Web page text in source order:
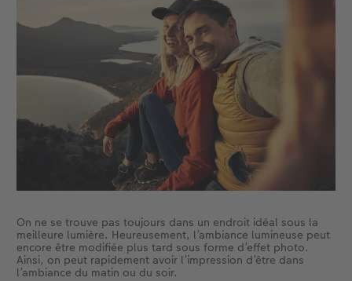
On ne se trouve pas toujours dans un endroit idéal sous la
meilleure lumière. Heureusement, l’ambiance lumineuse peut
encore être modifiée plus tard sous forme d’effet photo.
Ainsi, on peut rapidement avoir l’impression d’être dans
l’ambiance du matin ou du soir.